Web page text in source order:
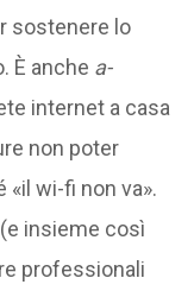
sostenere lo
È anche a-
internet a casa
non poter
wi-fi non va».
insieme così
professionali